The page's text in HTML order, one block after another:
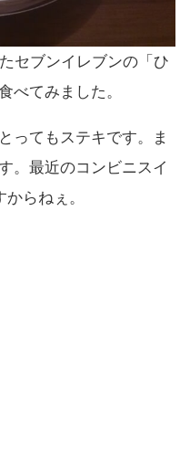
セブンイレブンの「ひ
べてみました。
ってもステキです。ま
。最近のコンビニスイ
らねぇ。